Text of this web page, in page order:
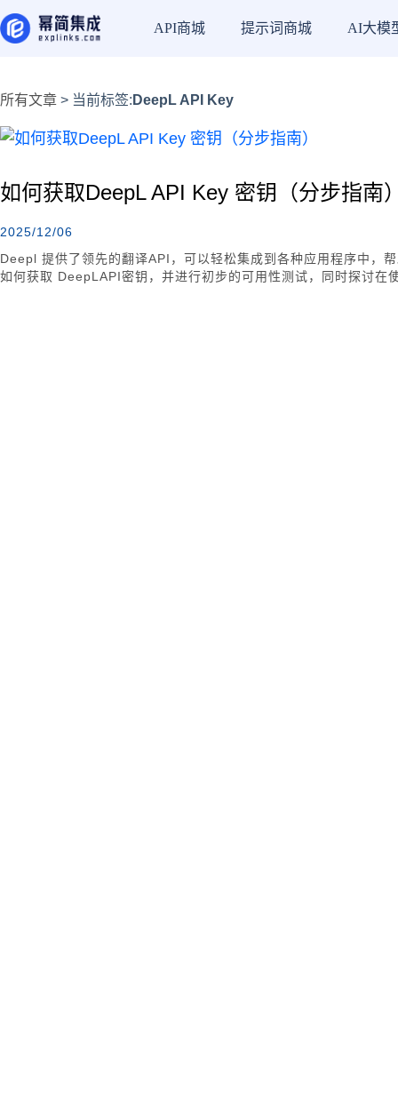
API商城 提示词商城 AI大模
所有文章 > 当前标签: DeepL API Key
如何获取DeepL API Key 密钥（分步指南
2025/12/06
Deepl 提供了领先的翻译API，可以轻松集成到各种应用程序中，
如何获取 DeepLAPI密钥，并进行初步的可用性测试，同时探讨在